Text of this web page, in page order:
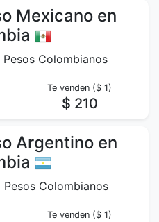
Mexicano en
Colombianos
Te venden ($ 1)
$ 210
Argentino en
Colombianos
Te venden ($ 1)